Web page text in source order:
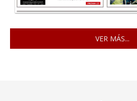
VER MÁS...